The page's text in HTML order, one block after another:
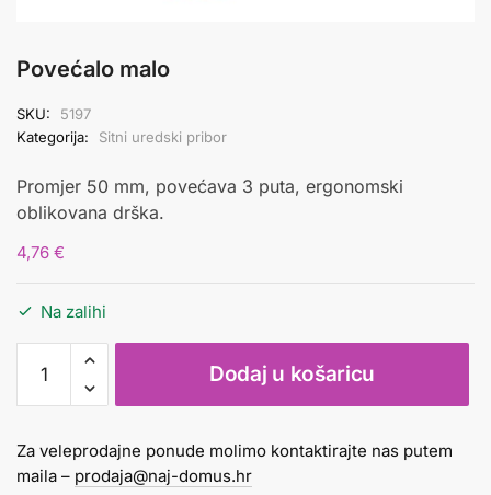
Povećalo malo
SKU:
5197
Kategorija:
Sitni uredski pribor
Promjer 50 mm, povećava 3 puta, ergonomski
oblikovana drška.
4,76 €
Na zalihi
malo
količina
Dodaj u košaricu
Za veleprodajne ponude molimo kontaktirajte nas putem
maila – prodaja@naj-domus.hr